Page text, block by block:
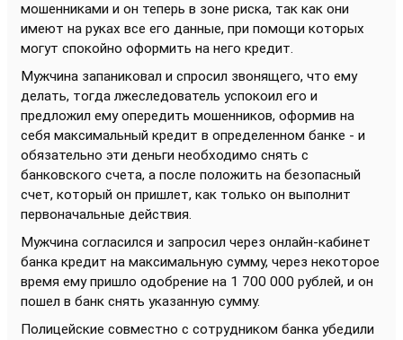
мошенниками и он теперь в зоне риска, так как они
имеют на руках все его данные, при помощи которых
могут спокойно оформить на него кредит.
Мужчина запаниковал и спросил звонящего, что ему
делать, тогда лжеследователь успокоил его и
предложил ему опередить мошенников, оформив на
себя максимальный кредит в определенном банке - и
обязательно эти деньги необходимо снять с
банковского счета, а после положить на безопасный
счет, который он пришлет, как только он выполнит
первоначальные действия.
Мужчина согласился и запросил через онлайн-кабинет
банка кредит на максимальную сумму, через некоторое
время ему пришло одобрение на 1 700 000 рублей, и он
пошел в банк снять указанную сумму.
Полицейские совместно с сотрудником банка убедили